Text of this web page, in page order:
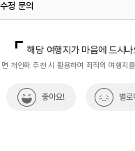
정 문의
해당 여행지가 마음에 드시나
개인화 추천 시 활용하여 최적의 여행지
좋아요! 별로